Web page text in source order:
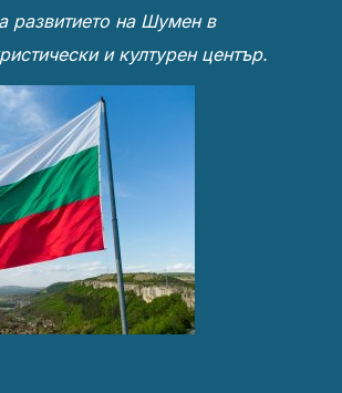
развитието на Шумен в
и културен център.